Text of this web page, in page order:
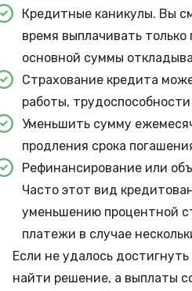
Кредитные каникулы. Вы
время выплачивать
основной суммы
Страхование кредита
работы,
Уменьшить сумму
продления срока
Рефинансирование или
Часто этот вид
уменьшению процентной
платежи в случае
Если не удалось
найти решение, а выплаты